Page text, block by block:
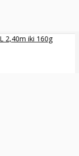
2,40m iki 160g